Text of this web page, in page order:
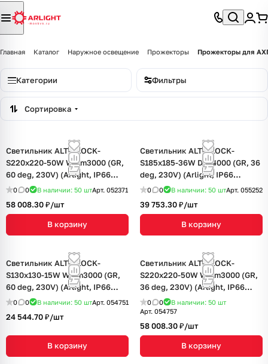
Главная Каталог Наружное освещение Прожекторы Прожекторы для
Категории Фильтры
Сортировка
Светильник ALT-BLOCK-
S220x220-50W Warm3000 (GR,
60 deg, 230V) (Arlight, IP66
Металл, 3 года)
0 0 В наличии: 50 штАрт. 052371
58 008.30 ₽/шт
В корзину
Светильник ALT-BLOCK-
S185x185-36W Day4000 (GR, 36
deg, 230V) (Arlight, IP66
Металл, 3 года)
0 0 В наличии: 50 штАрт. 055252
39 753.30 ₽/шт
В корзину
Светильник ALT-BLOCK-
S130x130-15W Warm3000 (GR,
60 deg, 230V) (Arlight, IP66
Металл, 3 года)
0 0 В наличии: 50 штАрт. 054751
24 544.70 ₽/шт
В корзину
Светильник ALT-BLOCK-
S220x220-50W Warm3000 (GR,
36 deg, 230V) (Arlight, IP66
Металл, 3 года)
0 0 В наличии: 50 шт
Арт. 054757
58 008.30 ₽/шт
В корзину